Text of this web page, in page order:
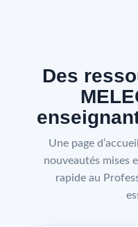
Des
Une page
nouveautés mises
rapide au